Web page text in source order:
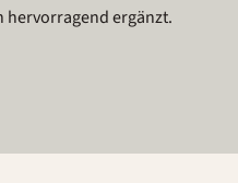
hervorragend ergänzt.